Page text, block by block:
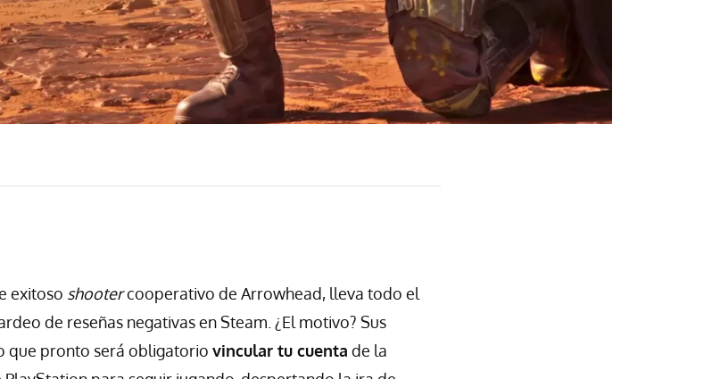
exitoso shootercooperativo de Arrowhead, lleva todo el
de reseñas negativas en Steam. ¿El motivo? Sus
que pronto será obligatorio vincular tu cuenta de la